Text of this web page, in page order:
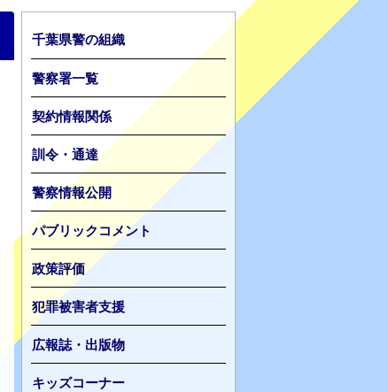
千葉県警の組織
警察署一覧
契約情報関係
訓令・通達
警察情報公開
パブリックコメント
政策評価
犯罪被害者支援
広報誌・出版物
キッズコーナー